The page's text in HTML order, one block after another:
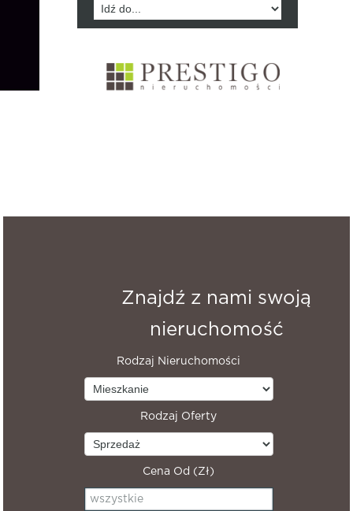
Znajdź z nami swoją
nieruchomość
Rodzaj Nieruchomości
Rodzaj Oferty
Cena Od (zł)